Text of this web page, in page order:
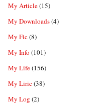
My Article(15)
My Downloads(4)
My Fic(8)
My Info (101)
My Life(156)
My Liric(38)
My Log (2)